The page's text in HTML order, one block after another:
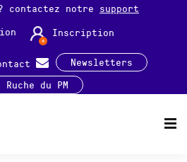
contactez notre support
Inscription
Newsletters
Ruche du PM